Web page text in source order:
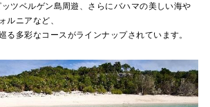
ツベルゲン島周遊、さらにバハマの美しい海や
ルニアなど、
る多彩なコースがラインナップされています。